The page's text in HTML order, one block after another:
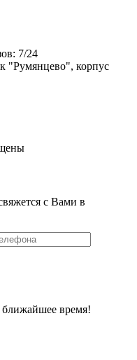
7/24
"Румянцево", корпус
с Вами в
время!